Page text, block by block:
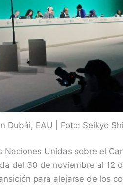
Dubái, EAU | Foto: Seikyo
Unidas sobre el
del 30 de noviembre al 12
para alejarse de los